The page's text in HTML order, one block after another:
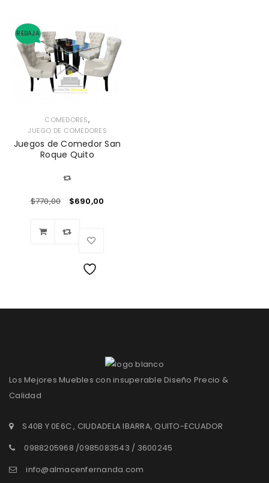
REBAJA
COMEDORES,
JUEGO DE COMEDORES
Juegos de Comedor San
Roque Quito
$770,00 $690,00
Los Mejores Muebles con insuperable Diseño Precio &
Calidad
S40B Y 0E6C , CIUDADELA IBARRA, QUITO-ECUADOR
0988205968 /0985083543 / 3600245
info@almacenfernanda.com